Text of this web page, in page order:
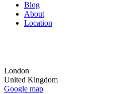
Blog
About
Location
London
United Kingdom
Google map